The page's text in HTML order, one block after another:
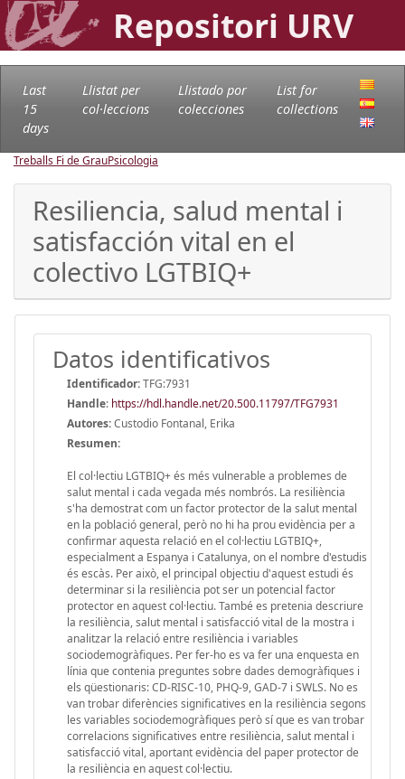
Repositori URV
Last
15
days
Llistat per
col·leccions
Llistado por
colecciones
List for
collections
Treballs Fi de GrauPsicologia
Resiliencia, salud mental i
satisfacción vital en el
colectivo LGTBIQ+
Datos identificativos
Identificador:TFG:7931
Handle: https://hdl.handle.net/20.500.11797/TFG7931
Autores:Custodio Fontanal, Erika
Resumen:
El col·lectiu LGTBIQ+ és més vulnerable a problemes de
salut mental i cada vegada més nombrós. La resiliència
s'ha demostrat com un factor protector de la salut mental
en la població general, però no hi ha prou evidència per a
confirmar aquesta relació en el col·lectiu LGTBIQ+,
especialment a Espanya i Catalunya, on el nombre d'estudis
és escàs. Per això, el principal objectiu d'aquest estudi és
determinar si la resiliència pot ser un potencial factor
protector en aquest col·lectiu. També es pretenia descriure
la resiliència, salut mental i satisfacció vital de la mostra i
analitzar la relació entre resiliència i variables
sociodemogràfiques. Per fer-ho es va fer una enquesta en
línia que contenia preguntes sobre dades demogràfiques i
els qüestionaris: CD-RISC-10, PHQ-9, GAD-7 i SWLS. No es
van trobar diferències significatives en la resiliència segons
les variables sociodemogràfiques però sí que es van trobar
correlacions significatives entre resiliència, salut mental i
satisfacció vital, aportant evidència del paper protector de
la resiliència en aquest col·lectiu.